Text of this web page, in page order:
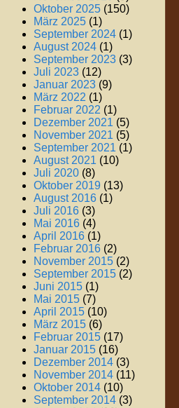
Oktober 2025 (150)
März 2025 (1)
September 2024 (1)
August 2024 (1)
September 2023 (3)
Juli 2023 (12)
Januar 2023 (9)
März 2022 (1)
Februar 2022 (1)
Dezember 2021 (5)
November 2021 (5)
September 2021 (1)
August 2021 (10)
Juli 2020 (8)
Oktober 2019 (13)
August 2016 (1)
Juli 2016 (3)
Mai 2016 (4)
April 2016 (1)
Februar 2016 (2)
November 2015 (2)
September 2015 (2)
Juni 2015 (1)
Mai 2015 (7)
April 2015 (10)
März 2015 (6)
Februar 2015 (17)
Januar 2015 (16)
Dezember 2014 (3)
November 2014 (11)
Oktober 2014 (10)
September 2014 (3)